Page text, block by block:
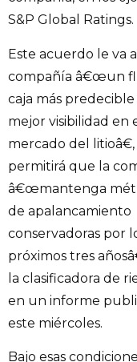
S&P Global Ratings.
Este acuerdo le va
compañía â€œun
caja más
mejor visibilidad en
mercado del
permitirá que la
â€œmantenga
de apalancamiento
conservadoras por
próximos tres
la clasificadora de
en un informe
este miércoles.
Bajo esas